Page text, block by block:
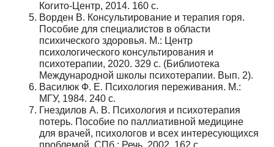
Когито-Центр, 2014. 160 с.
Ворден В. Консультирование и терапия горя.
Пособие для специалистов в области
психического здоровья. М.: Центр
психологического консультирования и
психотерапии, 2020. 329 с. (Библиотека
Международной школы психотерапии. Вып. 2).
Василюк Ф. Е. Психология переживания. М.:
МГУ, 1984. 240 с.
Гнездилов А. В. Психология и психотерапия
потерь. Пособие по паллиативной медицине
для врачей, психологов и всех интересующихся
проблемой. СПб.: Речь, 2002. 162 с.